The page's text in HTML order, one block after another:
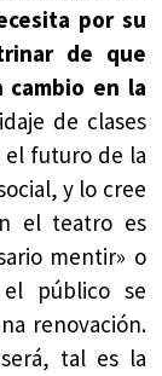
por su
de que
en la
de clases
el futuro de la
y lo cree
el teatro es
mentir» o
público se
renovación.
tal es la